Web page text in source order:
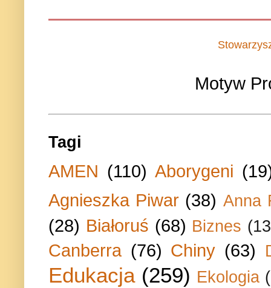
Motyw
Tagi
AMEN (110) Aborygeni
Agnieszka Piwar (38) Anna
(28) Białoruś (68) Biznes
Canberra (76) Chiny (63)
Edukacja (259) Ekologia